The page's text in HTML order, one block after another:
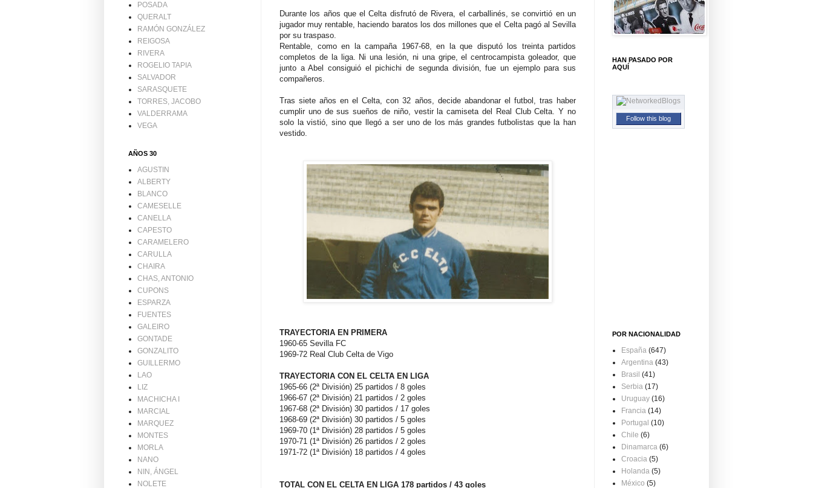
Durante los años que el Celta disfrutó de Rivera, el carballinés, se convirtió en un
jugador muy rentable, haciendo baratos los dos millones que el Celta pagó al Sevilla
por su traspaso.
Rentable, como en la campaña 1967-68, en la que disputó los treinta partidos
completos de la liga. Ni una lesión, ni una gripe, el centrocampista goleador, que
junto a Abel consiguió el pichichi de segunda división, fue un ejemplo para sus
compañeros.
Tras siete años en el Celta, con 32 años, decide abandonar el futbol, tras haber
cumplir uno de sus sueños de niño, vestir la camiseta del Real Club Celta.Y no
solo la vistió, sino que llegó a ser uno de los más grandes futbolistas que la han
vestido.
TRAYECTORIA EN PRIMERA
1960-65 Sevilla FC
1969-72 Real Club Celta de Vigo
TRAYECTORIA CON EL CELTA EN LIGA
1965-66 (2ª División) 25 partidos / 8 goles
1966-67 (2ª División) 21 partidos / 2 goles
1967-68 (2ª División) 30 partidos / 17 goles
1968-69 (2ª División) 30 partidos / 5 goles
1969-70 (1ª División) 28 partidos / 5 goles
1970-71 (1ª División) 26 partidos / 2 goles
1971-72 (1ª División) 18 partidos / 4 goles
TOTAL CON EL CELTA EN LIGA 178 partidos / 43 goles
POSADA
QUERALT
RAMÓN GONZÁLEZ
REIGOSA
RIVERA
ROGELIO TAPIA
SALVADOR
SARASQUETE
TORRES, JACOBO
VALDERRAMA
VEGA
AÑOS 30
AGUSTIN
ALBERTY
BLANCO
CAMESELLE
CANELLA
CAPESTO
CARAMELERO
CARULLA
CHAIRA
CHAS, ANTONIO
CUPONS
ESPARZA
FUENTES
GALEIRO
GONTADE
GONZALITO
GUILLERMO
LAO
LIZ
MACHICHA I
MARCIAL
MARQUEZ
MONTES
MORLA
NANO
NIN, ÁNGEL
NOLETE
HAN PASADO POR
AQUÍ
Follow this blog
POR NACIONALIDAD
España (647)
Argentina (43)
Brasil (41)
Serbia (17)
Uruguay (16)
Francia (14)
Portugal (10)
Chile (6)
Dinamarca (6)
Croacia (5)
Holanda (5)
México (5)